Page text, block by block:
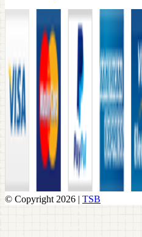
© Copyright 2026 | TSB